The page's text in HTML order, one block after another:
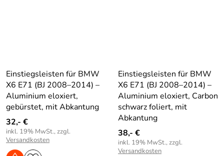
Einstiegsleisten für BMW
X6 E71 (BJ 2008–2014) –
Aluminium eloxiert,
gebürstet, mit Abkantung
32,- €
inkl. 19% MwSt., zzgl.
Versandkosten
Einstiegsleisten für BMW
X6 E71 (BJ 2008–2014) –
Aluminium eloxiert, Carbon
schwarz foliert, mit
Abkantung
38,- €
inkl. 19% MwSt., zzgl.
Versandkosten